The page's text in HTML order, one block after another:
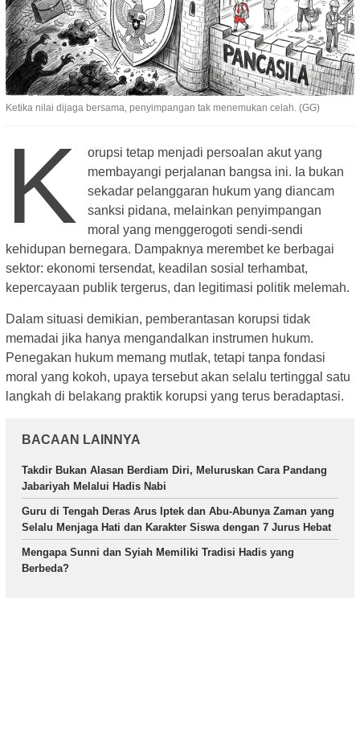
Ketika nilai dijaga bersama, penyimpangan tak menemukan celah. (GG)
K
orupsi tetap menjadi persoalan akut yang
membayangi perjalanan bangsa ini. Ia bukan
sekadar pelanggaran hukum yang diancam
sanksi pidana, melainkan penyimpangan
moral yang menggerogoti sendi-sendi
kehidupan bernegara. Dampaknya merembet ke berbagai
sektor: ekonomi tersendat, keadilan sosial terhambat,
kepercayaan publik tergerus, dan legitimasi politik melemah.
Dalam situasi demikian, pemberantasan korupsi tidak
memadai jika hanya mengandalkan instrumen hukum.
Penegakan hukum memang mutlak, tetapi tanpa fondasi
moral yang kokoh, upaya tersebut akan selalu tertinggal satu
langkah di belakang praktik korupsi yang terus beradaptasi.
BACAAN LAINNYA
Takdir Bukan Alasan Berdiam Diri, Meluruskan Cara Pandang
Jabariyah Melalui Hadis Nabi
Guru di Tengah Deras Arus Iptek dan Abu-Abunya Zaman yang
Selalu Menjaga Hati dan Karakter Siswa dengan 7 Jurus Hebat
Mengapa Sunni dan Syiah Memiliki Tradisi Hadis yang
Berbeda?